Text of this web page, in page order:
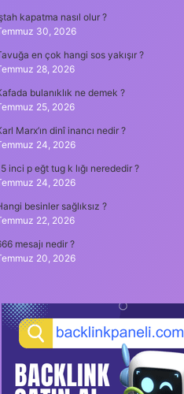
kapatma nasıl olur ?
30, 2026
en çok hangi sos yakışır ?
28, 2026
bulanıklık ne demek ?
25, 2026
Marx’ın dinî inancı nedir ?
24, 2026
inci p eğt tug k lığı nerededir ?
24, 2026
besinler sağlıksız ?
22, 2026
mesajı nedir ?
20, 2026